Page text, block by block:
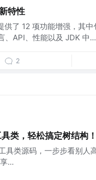
特性
了 12 项功能增强，其中
、API、性能以及 JDK 中...
2
类，轻松搞定树结构！
具类源码，一步步看别人
...